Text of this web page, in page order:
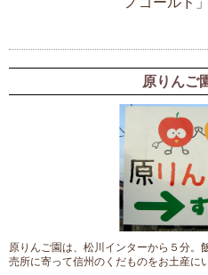
原りんご
原りんご園は、松川インターから５分。
売所に寄って信州のくだものをお土産に